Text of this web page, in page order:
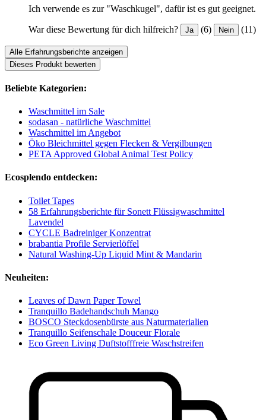
Ich verwende es zur "Waschkugel", dafür ist es gut geeignet.
War diese Bewertung für dich hilfreich? Ja (6) Nein (11)
Alle Erfahrungsberichte anzeigen
Dieses Produkt bewerten
Beliebte Kategorien:
Waschmittel im Sale
sodasan - natürliche Waschmittel
Waschmittel im Angebot
Öko Bleichmittel gegen Flecken & Vergilbungen
PETA Approved Global Animal Test Policy
Ecosplendo entdecken:
Toilet Tapes
58 Erfahrungsberichte für Sonett Flüssigwaschmittel
Lavendel
CYCLE Badreiniger Konzentrat
brabantia Profile Servierlöffel
Natural Washing-Up Liquid Mint & Mandarin
Neuheiten:
Leaves of Dawn Paper Towel
Tranquillo Badehandschuh Mango
BOSCO Steckdosenbürste aus Naturmaterialien
Tranquillo Seifenschale Douceur Florale
Eco Green Living Duftstofffreie Waschstreifen